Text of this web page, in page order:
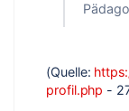
(Quelle:
profil.php -